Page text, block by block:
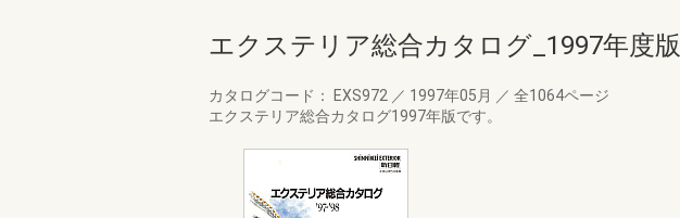
エクステリア総合カタログ_1997年度版
カタログコード： EXS972 ／ 1997年05月 ／ 全1064ページ
エクステリア総合カタログ1997年版です。